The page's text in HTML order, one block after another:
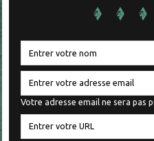
Votre adresse email ne sera pas